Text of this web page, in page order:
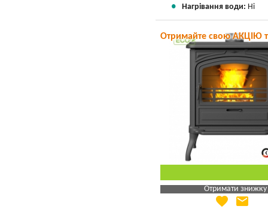
Нагрівання води: Ні
Отримайте свою АКЦІЮ
Отримати знижку
Яка Ваша ціна
favorite email